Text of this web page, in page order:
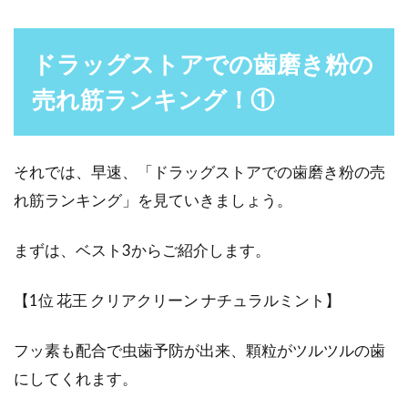
臭い。特に、飲酒が多かったり、喫煙をしてい
る男性に多い...
歯医者が選ぶから間違いなし！歯ブ
ラシのおすすめ品教えます
なさんはどんな基準で歯ブラシを選んでいます
ドラッグストアでの歯磨き粉の
売れ筋ランキング！①
それでは、早速、「ドラッグストアでの歯磨き粉の売
れ筋ランキング」を見ていきましょう。
まずは、ベスト3からご紹介します。
【1位 花王 クリアクリーン ナチュラルミント】
フッ素も配合で虫歯予防が出来、顆粒がツルツルの歯
にしてくれます。